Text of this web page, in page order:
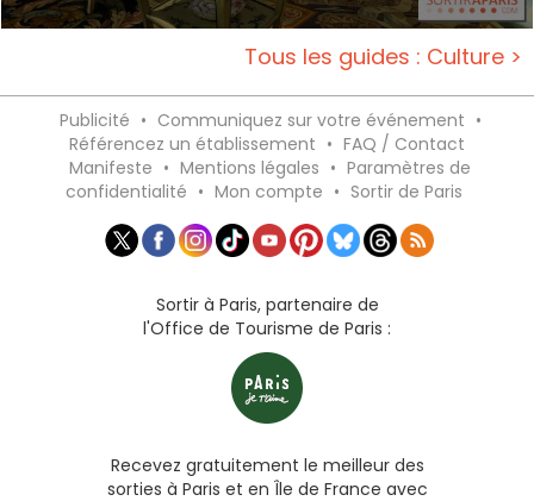
Tous les guides : Culture >
Publicité • Communiquez sur votre événement •
Référencez un établissement • FAQ / Contact
Manifeste • Mentions légales • Paramètres de
confidentialité • Mon compte • Sortir de Paris
Sortir à Paris, partenaire de
l'Office de Tourisme de Paris :
Recevez gratuitement le meilleur des
sorties à Paris et en Île de France avec